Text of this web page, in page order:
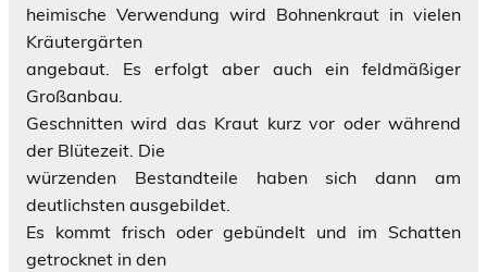
heimische Verwendung wird Bohnenkraut in vielen
Kräutergärten
angebaut. Es erfolgt aber auch ein feldmäßiger
Großanbau.
Geschnitten wird das Kraut kurz vor oder während
der Blütezeit. Die
würzenden Bestandteile haben sich dann am
deutlichsten ausgebildet.
Es kommt frisch oder gebündelt und im Schatten
getrocknet in den